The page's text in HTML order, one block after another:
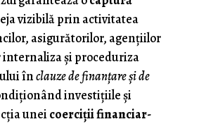
vizibilă prin activitatea
asigurătorilor, agenţiilor
internaliza şi proceduriza
înclauze de finanţare şi de
investiţiile şi
unei coerciţii financiar-